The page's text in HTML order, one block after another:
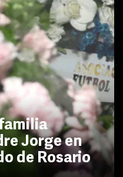
Jorge en
de Rosario